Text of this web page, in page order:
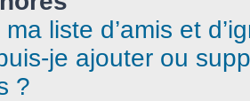
liste d’amis et
je ajouter ou
?